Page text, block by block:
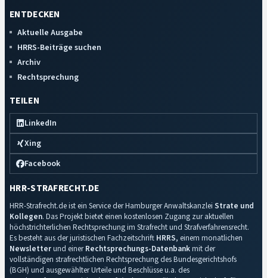
ENTDECKEN
Aktuelle Ausgabe
HRRS-Beiträge suchen
Archiv
Rechtsprechung
TEILEN
LinkedIn
Xing
Facebook
HRR-STRAFRECHT.DE
HRR-Strafrecht.de ist ein Service der Hamburger Anwaltskanzlei Strate und
Kollegen. Das Projekt bietet einen kostenlosen Zugang zur aktuellen
höchstrichterlichen Rechtsprechung im Strafrecht und Strafverfahrensrecht.
Es besteht aus der juristischen Fachzeitschrift HRRS, einem monatlichen
Newsletterund einerRechtsprechungs-Datenbankmit der
vollständigen strafrechtlichen Rechtsprechung des Bundesgerichtshofs
(BGH) und ausgewählter Urteile und Beschlüsse u.a. des